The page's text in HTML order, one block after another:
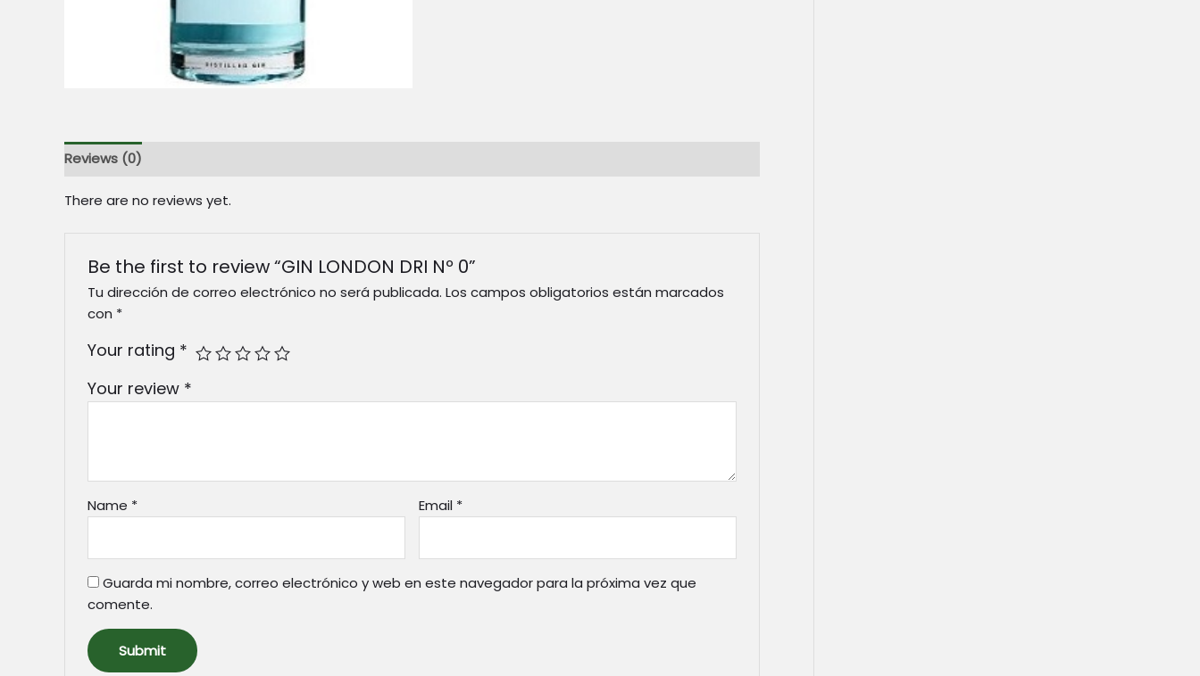
Reviews (0)
There are no reviews yet.
Be the first to review “GIN LONDON DRI Nº 0”
Tu dirección de correo electrónico no será publicada. Los campos obligatorios están marcados
con *
Your rating *
Your review *
Name * Email *
Guarda mi nombre, correo electrónico y web en este navegador para la próxima vez que
comente.